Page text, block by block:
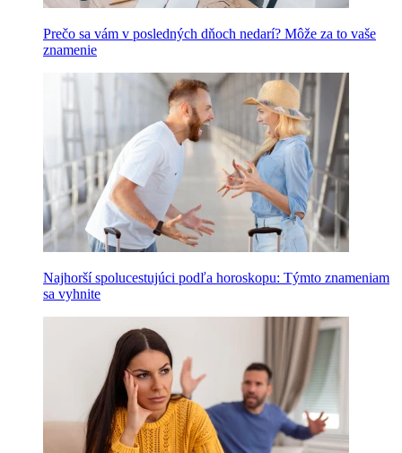
Prečo sa vám v posledných dňoch nedarí? Môže za to vaše
znamenie
Najhorší spolucestujúci podľa horoskopu: Týmto znameniam
sa vyhnite